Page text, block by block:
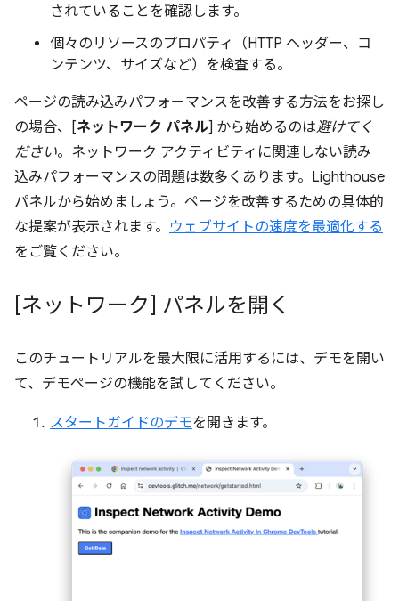
されていることを確認します。
個々のリソースのプロパティ（HTTP ヘッダー、コ
ンテンツ、サイズなど）を検査する。
ページの読み込みパフォーマンスを改善する方法をお探し
の場合、[ネットワーク パネル] から始めるのは避けてく
ださい。ネットワーク アクティビティに関連しない読み
込みパフォーマンスの問題は数多くあります。Lighthouse
パネルから始めましょう。ページを改善するための具体的
な提案が表示されます。 ウェブサイトの速度を最適化する
をご覧ください。
[ネットワーク] パネルを開く
このチュートリアルを最大限に活用するには、デモを開い
て、デモページの機能を試してください。
スタートガイドのデモを開きます。